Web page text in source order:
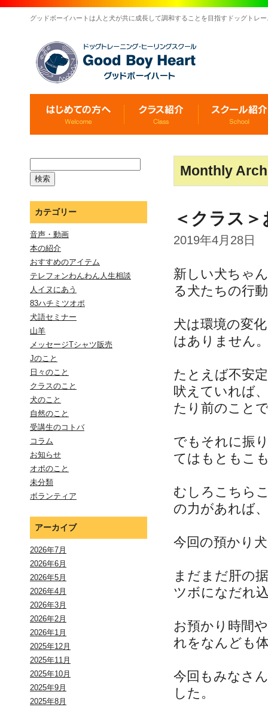
グッドボーイハートは人と犬が共に成長して調和することを目指すドッグトレ
カテゴリー
音声・動画
本の紹介
おすすめのアイテム
テレフォンわんわん人生相談
人イヌにあう
83ハチミツオポ
犬語セミナー
山羊
メッセージTシャツ販売
Jのこと
日々のこと
クラスのこと
犬のこと
自然のこと
受講生のコトバ
コラム
お知らせ
オポのこと
未分類
ボランティア
アーカイブ
2026年7月
2026年6月
2026年5月
2026年4月
2026年3月
2026年2月
2026年1月
2025年12月
2025年11月
2025年10月
2025年9月
2025年8月
Monthly
＜クラス
2019年4月28日
新しい犬ちゃ
る犬たちの行
犬は環境の変
はありません
たとえば不安
吠えていれば
たり前のこと
でもそれに振
てはもともこ
むしろこちら
の力があれば
今回の預かり
まだまだ肝の
ツボになだれ
お預かり時間
れをなんども
今回もみなさ
した。